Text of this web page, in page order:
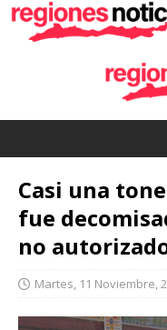
Casi una
fue
no
Martes, 11 Noviembre,